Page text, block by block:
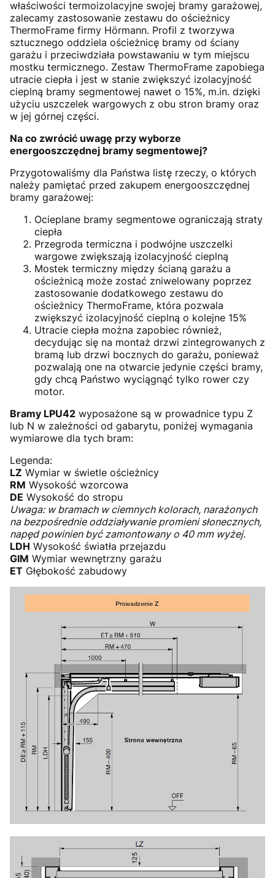
właściwości termoizolacyjne swojej bramy garażowej,
zalecamy zastosowanie zestawu do ościeżnicy
ThermoFrame firmy Hörmann. Profil z tworzywa
sztucznego oddziela ościeżnicę bramy od ściany
garażu i przeciwdziała powstawaniu w tym miejscu
mostku termicznego. Zestaw ThermoFrame zapobiega
utracie ciepła i jest w stanie zwiększyć izolacyjność
cieplną bramy segmentowej nawet o 15%, m.in. dzięki
użyciu uszczelek wargowych z obu stron bramy oraz
w jej górnej części.
Na co zwrócić uwagę przy wyborze
energooszczędnej bramy segmentowej?
Przygotowaliśmy dla Państwa listę rzeczy, o których
należy pamiętać przed zakupem energooszczędnej
bramy garażowej:
Ocieplane bramy segmentowe ograniczają straty
ciepła
Przegroda termiczna i podwójne uszczelki
wargowe zwiększają izolacyjność cieplną
Mostek termiczny między ścianą garażu a
ościeżnicą może zostać zniwelowany poprzez
zastosowanie dodatkowego zestawu do
ościeżnicy ThermoFrame, która pozwala
zwiększyć izolacyjność cieplną o kolejne 15%
Utracie ciepła można zapobiec również,
decydując się na montaż drzwi zintegrowanych z
bramą lub drzwi bocznych do garażu, ponieważ
pozwalają one na otwarcie jedynie części bramy,
gdy chcą Państwo wyciągnąć tylko rower czy
motor.
Bramy LPU42 wyposażone są w prowadnice typu Z
lub N w zależności od gabarytu, poniżej wymagania
wymiarowe dla tych bram:
Legenda:
LZ Wymiar w świetle ościeżnicy
RM Wysokość wzorcowa
DE Wysokość do stropu
Uwaga: w bramach w ciemnych kolorach, narażonych
na bezpośrednie oddziaływanie promieni słonecznych,
napęd powinien być zamontowany o 40 mm wyżej.
LDH Wysokość światła przejazdu
GIM Wymiar wewnętrzny garażu
ET Głębokość zabudowy